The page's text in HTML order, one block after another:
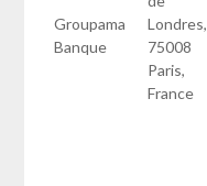
Groupama
Banque
Londres,
75008
Paris,
France